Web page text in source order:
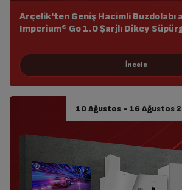
Arçelik'ten Geniş Hacimli Buzdolabı
Imperium® Go 1.0 Şarjlı Dikey
10 Ağustos - 16 Ağustos